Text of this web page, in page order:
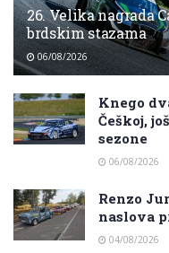
26. Velika nagrada
brdskim stazama
06/08/2026
Knego
Češkoj,
sezone
06/08/2026
Renzo
naslova
04/08/2026